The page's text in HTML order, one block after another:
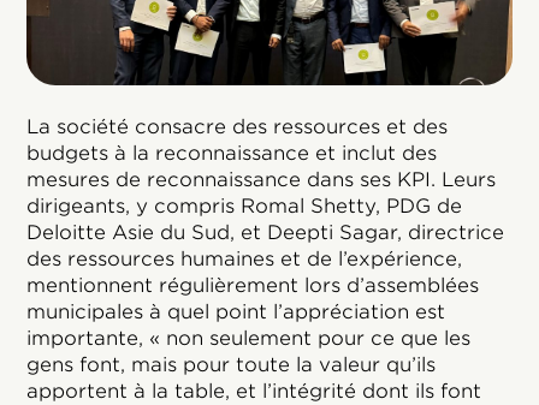
La société consacre des ressources et des
budgets à la reconnaissance et inclut des
mesures de reconnaissance dans ses KPI. Leurs
dirigeants, y compris Romal Shetty, PDG de
Deloitte Asie du Sud, et Deepti Sagar, directrice
des ressources humaines et de l’expérience,
mentionnent régulièrement lors d’assemblées
municipales à quel point l’appréciation est
importante, « non seulement pour ce que les
gens font, mais pour toute la valeur qu’ils
apportent à la table, et l’intégrité dont ils font